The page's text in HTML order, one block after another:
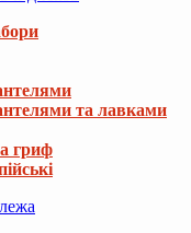
та лавками
гриф